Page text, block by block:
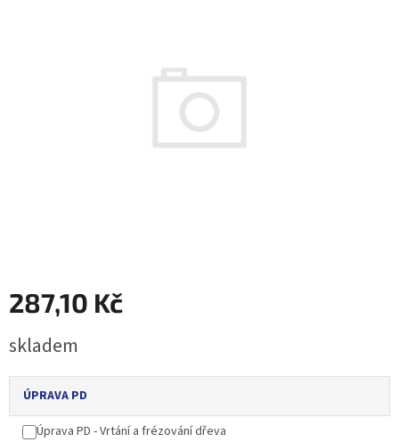
287,10 Kč
cena:
skladem
ÚPRAVA PD
Úprava PD - Vrtání a frézování dřeva